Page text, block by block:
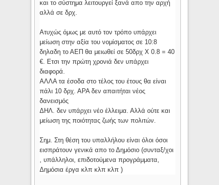
και το σύστημα λειτουργεί ξανά απο την αρχή
αλλά σε δρχ.
Ατυχώς όμως με αυτό τον τρόπο υπάρχει
μείωση στην αξία του νομίσματος σε 10:8
δηλαδη το ΑΕΠ θα μειωθεί σε 50δρχ Χ 0.8 = 40
€. Ετσι την πρώτη χρονιά δεν υπάρχει
διαφορά.
ΑΛΛΑ τα έσοδα στο τέλος του έτους θα είναι
πάλι 10 δρχ. ΑΡΑ δεν απαιτήται νέος
δανεισμός
ΔΗΛ. δεν υπάρχει νέο έλλειμα. Αλλά ούτε και
μείωση της ποιότητας ζωής των πολιτών.
Σημ. Στη θέση του υπαλλήλου είναι όλοι όσοι
εισπράτουν γενικά απο το Δημόσιο (συνταξ/χοι
, υπάλληλοι, επιδοτούμενα προγράμματα,
Δημόσια έργα κλπ κλπ κλπ )